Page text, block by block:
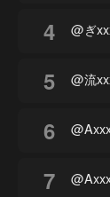
4 @ぎ
5 @流
6
7